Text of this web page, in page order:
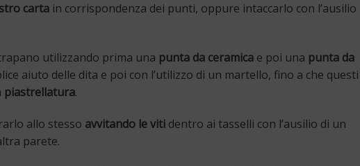
carta in corrispondenza dei punti, oppure intaccarlo con l’ausilio
utilizzando prima una punta da ceramica e poi una punta da
aiuto delle dita e poi con l’utilizzo di un martello, fino a che questi
piastrellatura.
allo stesso avvitando le viti dentro ai tasselli con l’ausilio di un
parete.